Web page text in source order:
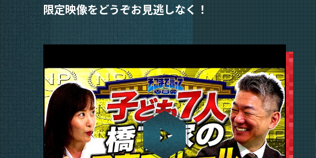
限定映像をどうぞお見逃しなく！